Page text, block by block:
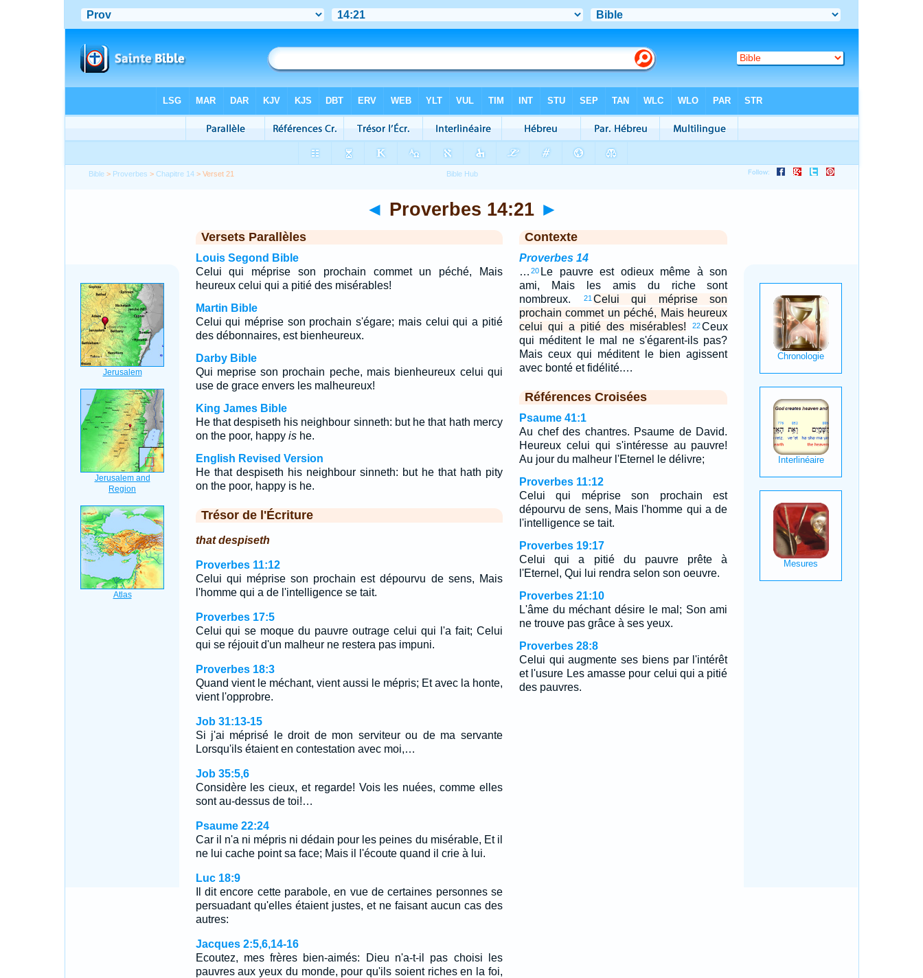
Bible > Proverbes >Chapitre 14 > Verset 21
◄ Proverbes 14:21 ►
Versets Parallèles
Louis Segond Bible
Celui qui méprise son prochain commet un péché, Mais
heureux celui qui a pitié des misérables!
Martin Bible
Celui qui méprise son prochain s'égare; mais celui qui a pitié
des débonnaires, est bienheureux.
Darby Bible
Qui meprise son prochain peche, mais bienheureux celui qui
use de grace envers les malheureux!
King James Bible
He that despiseth his neighbour sinneth: but he that hath mercy
on the poor, happy ishe.
English Revised Version
He that despiseth his neighbour sinneth: but he that hath pity
on the poor, happy is he.
Trésor de l'Écriture
that despiseth
Proverbes 11:12
Celui qui méprise son prochain est dépourvu de sens, Mais
l'homme qui a de l'intelligence se tait.
Proverbes 17:5
Celui qui se moque du pauvre outrage celui qui l'a fait; Celui
qui se réjouit d'un malheur ne restera pas impuni.
Proverbes 18:3
Quand vient le méchant, vient aussi le mépris; Et avec la honte,
vient l'opprobre.
Job 31:13-15
Si j'ai méprisé le droit de mon serviteur ou de ma servante
Lorsqu'ils étaient en contestation avec moi,…
Job 35:5,6
Considère les cieux, et regarde! Vois les nuées, comme elles
sont au-dessus de toi!…
Psaume 22:24
Car il n'a ni mépris ni dédain pour les peines du misérable, Et il
ne lui cache point sa face; Mais il l'écoute quand il crie à lui.
Luc 18:9
Il dit encore cette parabole, en vue de certaines personnes se
persuadant qu'elles étaient justes, et ne faisant aucun cas des
autres:
Jacques 2:5,6,14-16
Ecoutez, mes frères bien-aimés: Dieu n'a-t-il pas choisi les
pauvres aux yeux du monde, pour qu'ils soient riches en la foi,
Contexte
Proverbes 14
… 20 Le pauvre est odieux même à son
ami, Mais les amis du riche sont
nombreux.
21 Celui qui méprise son
prochain commet un péché, Mais heureux
celui qui a pitié des misérables!
22 Ceux
qui méditent le mal ne s'égarent-ils pas?
Mais ceux qui méditent le bien agissent
avec bonté et fidélité.…
Références Croisées
Psaume 41:1
Au chef des chantres. Psaume de David.
Heureux celui qui s'intéresse au pauvre!
Au jour du malheur l'Eternel le délivre;
Proverbes 11:12
Celui qui méprise son prochain est
dépourvu de sens, Mais l'homme qui a de
l'intelligence se tait.
Proverbes 19:17
Celui qui a pitié du pauvre prête à
l'Eternel, Qui lui rendra selon son oeuvre.
Proverbes 21:10
L'âme du méchant désire le mal; Son ami
ne trouve pas grâce à ses yeux.
Proverbes 28:8
Celui qui augmente ses biens par l'intérêt
et l'usure Les amasse pour celui qui a pitié
des pauvres.